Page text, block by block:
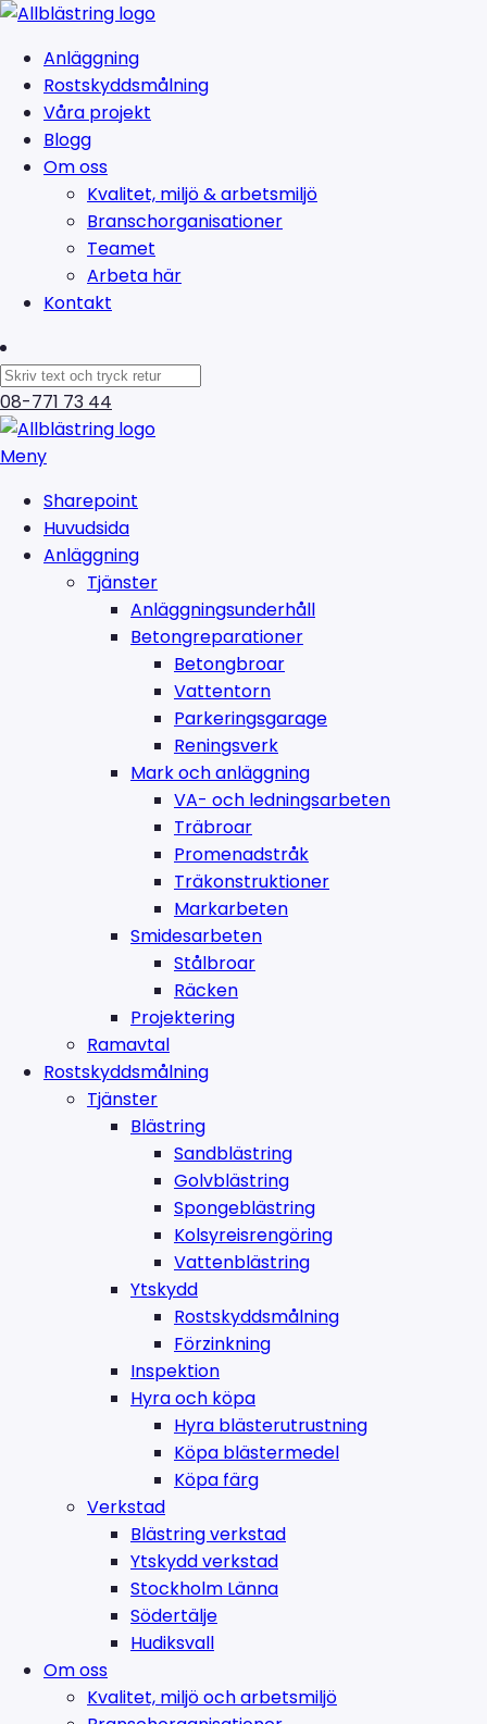
Anläggning
Rostskyddsmålning
Våra projekt
Blogg
Om oss
Kvalitet, miljö & arbetsmiljö
Branschorganisationer
Teamet
Arbeta här
Kontakt
08-771 73 44
Meny
Sharepoint
Huvudsida
Anläggning
Tjänster
Anläggningsunderhåll
Betongreparationer
Betongbroar
Vattentorn
Parkeringsgarage
Reningsverk
Mark och anläggning
VA- och ledningsarbeten
Träbroar
Promenadstråk
Träkonstruktioner
Markarbeten
Smidesarbeten
Stålbroar
Räcken
Projektering
Ramavtal
Rostskyddsmålning
Tjänster
Blästring
Sandblästring
Golvblästring
Spongeblästring
Kolsyreisrengöring
Vattenblästring
Ytskydd
Rostskyddsmålning
Förzinkning
Inspektion
Hyra och köpa
Hyra blästerutrustning
Köpa blästermedel
Köpa färg
Verkstad
Blästring verkstad
Ytskydd verkstad
Stockholm Länna
Södertälje
Hudiksvall
Om oss
Kvalitet, miljö och arbetsmiljö